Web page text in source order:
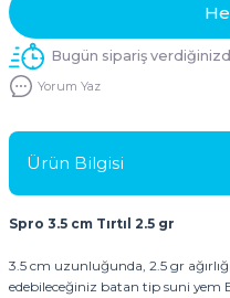
Bugün sipariş
Yorum Yaz
Ürün Bilgisi
Spro 3.5 cm Tırtıl 2.5 gr
3.5 cm uzunluğunda, 2.5 gr
edebileceğiniz batan tip suni yem